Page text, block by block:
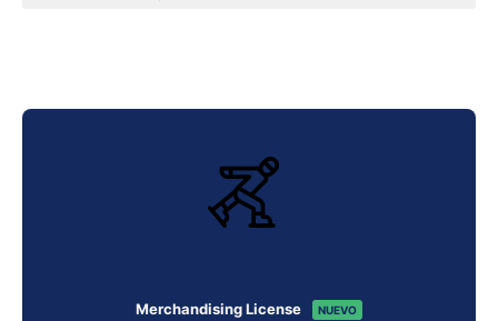
Merchandising License NUEVO